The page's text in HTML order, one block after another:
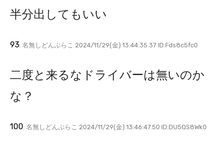
半分出してもいい
93: 名無しどんぶらこ 2024/11/29(金) 13:44:35.37 ID:Fds8c5fc0
二度と来るなドライバーは無いのか
な？
100: 名無しどんぶらこ 2024/11/29(金) 13:46:47.50 ID:DU5QS8Wk0